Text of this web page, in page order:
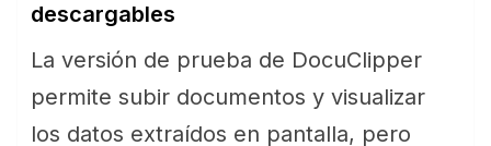
descargables
La versión de prueba de DocuClipper
permite subir documentos y visualizar
los datos extraídos en pantalla, pero